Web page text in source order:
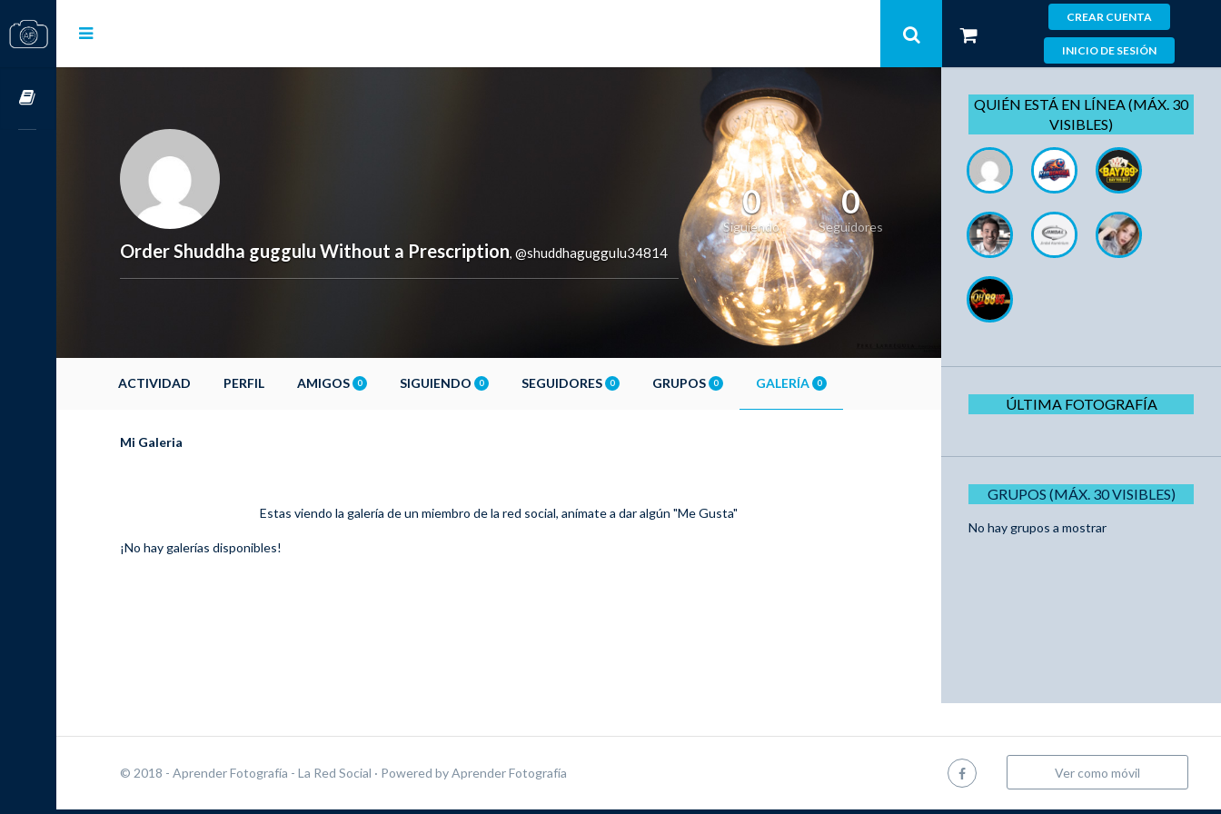
CREAR CUENTA
INICIO DE SESIÓN
Order Shuddha guggulu Without a Prescription, @shuddhaguggulu34814
0
Siguiendo
0
Seguidores
ACTIVIDAD PERFIL AMIGOS 0 SIGUIENDO 0 SEGUIDORES 0 GRUPOS 0 GALERÍA 0
Mi Galeria
Estas viendo la galería de un miembro de la red social, anímate a dar algún "Me Gusta"
¡No hay galerías disponibles!
QUIÉN ESTÁ EN LÍNEA (MÁX. 30
VISIBLES)
ÚLTIMA FOTOGRAFÍA
GRUPOS (MÁX. 30 VISIBLES)
No hay grupos a mostrar
© 2018 - Aprender Fotografía - La Red Social · Powered byAprender Fotografía